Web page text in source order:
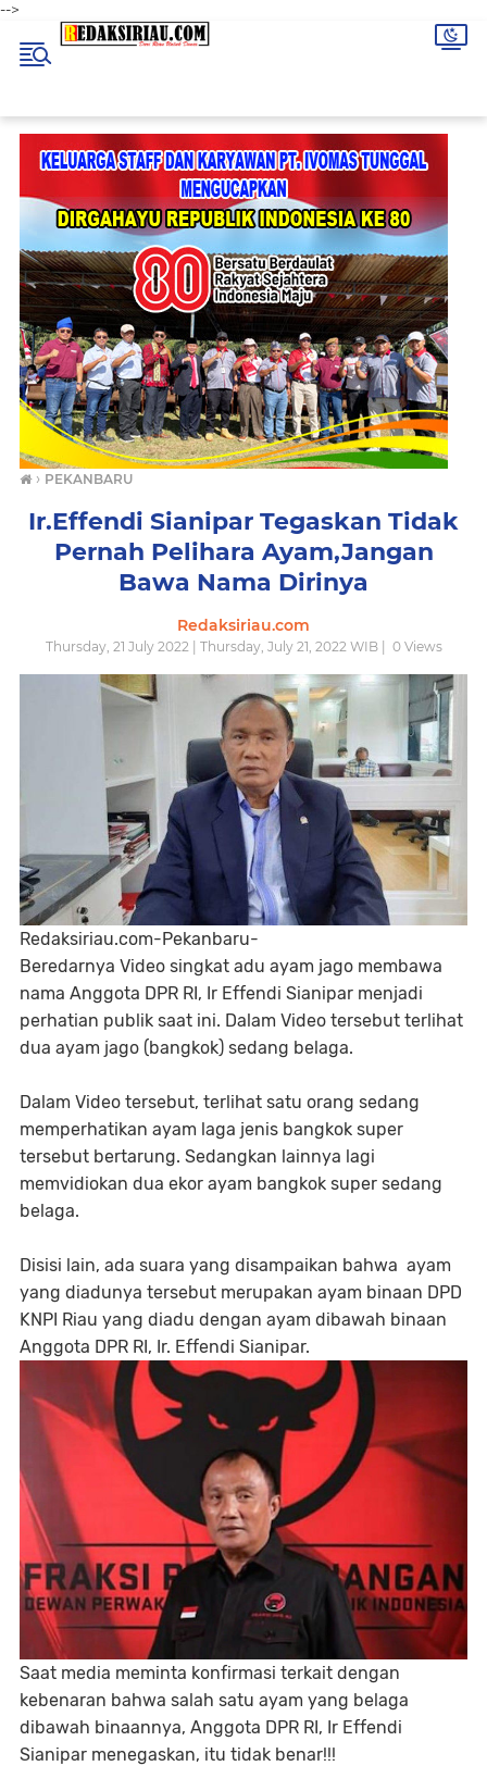
-->
› PEKANBARU
Ir.Effendi Sianipar Tegaskan Tidak
Pernah Pelihara Ayam,Jangan
Bawa Nama Dirinya
Redaksiriau.com
Thursday, 21 July 2022 | Thursday, July 21, 2022 WIB | 0Views
Redaksiriau.com-Pekanbaru-
Beredarnya Video singkat adu ayam jago membawa
nama Anggota DPR RI, Ir Effendi Sianipar menjadi
perhatian publik saat ini. Dalam Video tersebut terlihat
dua ayam jago (bangkok) sedang belaga.
Dalam Video tersebut, terlihat satu orang sedang
memperhatikan ayam laga jenis bangkok super
tersebut bertarung. Sedangkan lainnya lagi
memvidiokan dua ekor ayam bangkok super sedang
belaga.
Disisi lain, ada suara yang disampaikan bahwa ayam
yang diadunya tersebut merupakan ayam binaan DPD
KNPI Riau yang diadu dengan ayam dibawah binaan
Anggota DPR RI, Ir. Effendi Sianipar.
Saat media meminta konfirmasi terkait dengan
kebenaran bahwa salah satu ayam yang belaga
dibawah binaannya, Anggota DPR RI, Ir Effendi
Sianipar menegaskan, itu tidak benar!!!